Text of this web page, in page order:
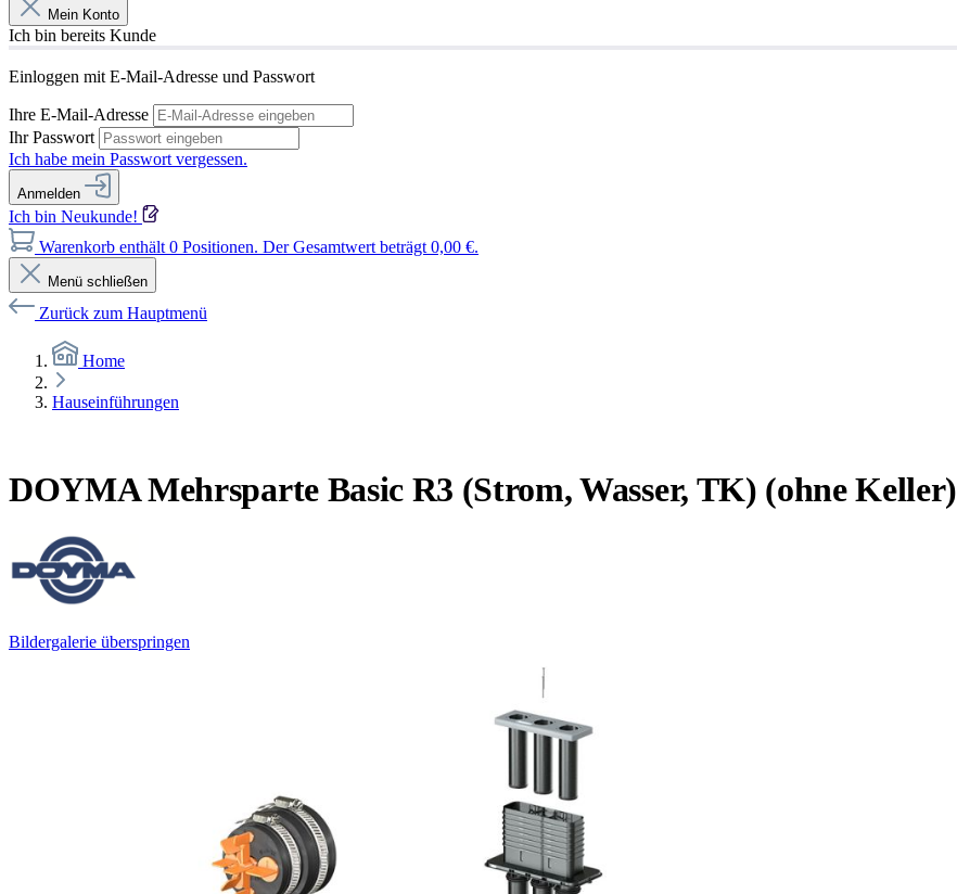
Mein Konto
Ich bin bereits Kunde
Einloggen mit E-Mail-Adresse und Passwort
Ihre E-Mail-Adresse
Ihr Passwort
Ich habe mein Passwort vergessen.
Anmelden
Ich bin Neukunde!
Warenkorb enthält 0 Positionen. Der Gesamtwert beträgt 0,00 €.
Menü schließen
Zurück zum Hauptmenü
Home
Hauseinführungen
DOYMA Mehrsparte Basic R3 (Strom, Wasser, TK) (ohne Keller)
Bildergalerie überspringen